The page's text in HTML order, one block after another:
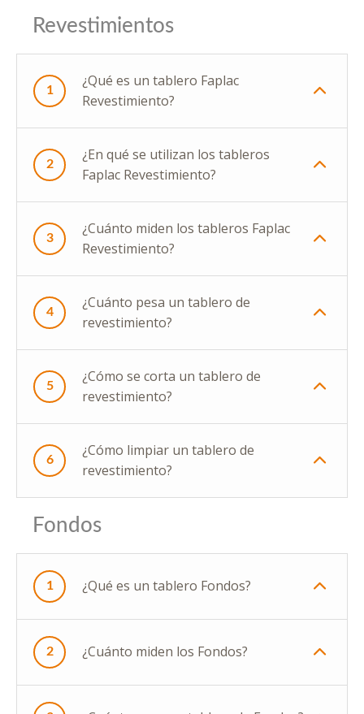
Revestimientos
1
¿Qué es un tablero Faplac
Revestimiento?
2
¿En qué se utilizan los tableros
Faplac Revestimiento?
3
¿Cuánto miden los tableros Faplac
Revestimiento?
4
¿Cuánto pesa un tablero de
revestimiento?
5
¿Cómo se corta un tablero de
revestimiento?
6
¿Cómo limpiar un tablero de
revestimiento?
Fondos
1 ¿Qué es un tablero Fondos?
2 ¿Cuánto miden los Fondos?